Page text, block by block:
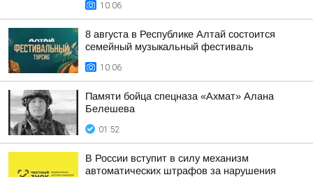
10:06
8 августа в Республике Алтай состоится
семейный музыкальный фестиваль
10:06
Памяти бойца спецназа «Ахмат» Алана
Белешева
01:52
В России вступит в силу механизм
автоматических штрафов за нарушения